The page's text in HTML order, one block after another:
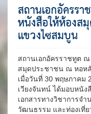
สถานเอกอัครร
หนังสือให้ห้องส
แขวงไซสมบูน
สถานเอกอัครราชทูต
สมุดประชาชน ณ หอห
เมื่อวันที่ 30 พฤษภาคม
เวียงจันทน์ ได้มอบหนั
เอกสารทางวิชาการจ
วัฒนธรรม และท่องเที่